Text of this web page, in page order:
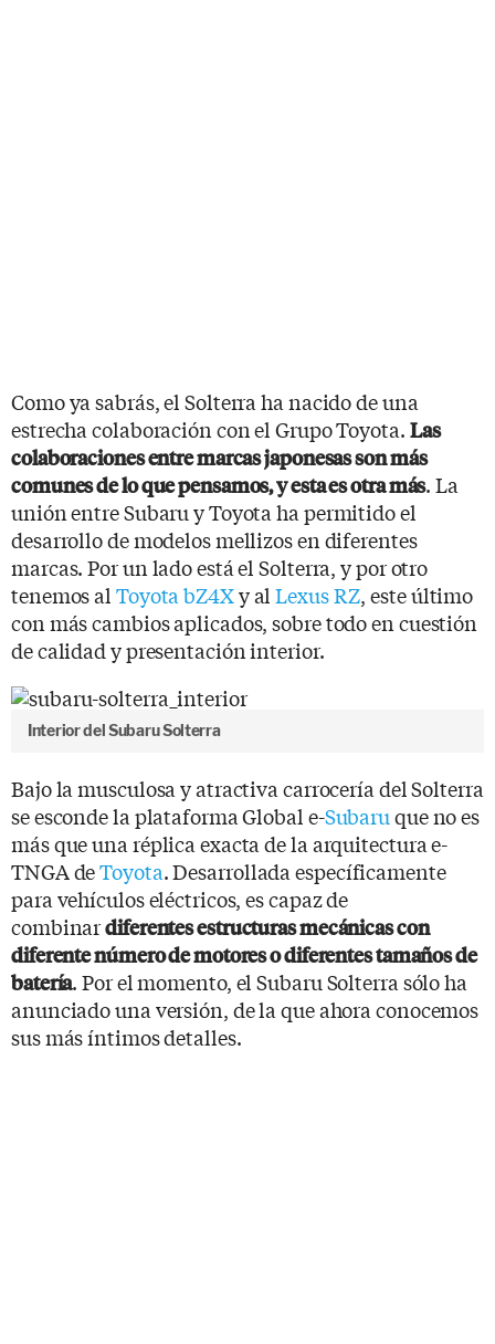
Como ya sabrás, el Solterra ha nacido de una
estrecha colaboración con el Grupo Toyota. Las
colaboraciones entre marcas japonesas son más
comunes de lo que pensamos, y esta es otra más. La
unión entre Subaru y Toyota ha permitido el
desarrollo de modelos mellizos en diferentes
marcas. Por un lado está el Solterra, y por otro
tenemos al Toyota bZ4Xy alLexus RZ, este último
con más cambios aplicados, sobre todo en cuestión
de calidad y presentación interior.
Interior del Subaru Solterra
Bajo la musculosa y atractiva carrocería del Solterra
se esconde la plataforma Global e-Subaruque no es
más que una réplica exacta de la arquitectura e-
TNGA deToyota. Desarrollada específicamente
para vehículos eléctricos, es capaz de
combinardiferentes estructuras mecánicas con
diferente número de motores o diferentes tamaños de
batería. Por el momento, el Subaru Solterra sólo ha
anunciado una versión, de la que ahora conocemos
sus más íntimos detalles.